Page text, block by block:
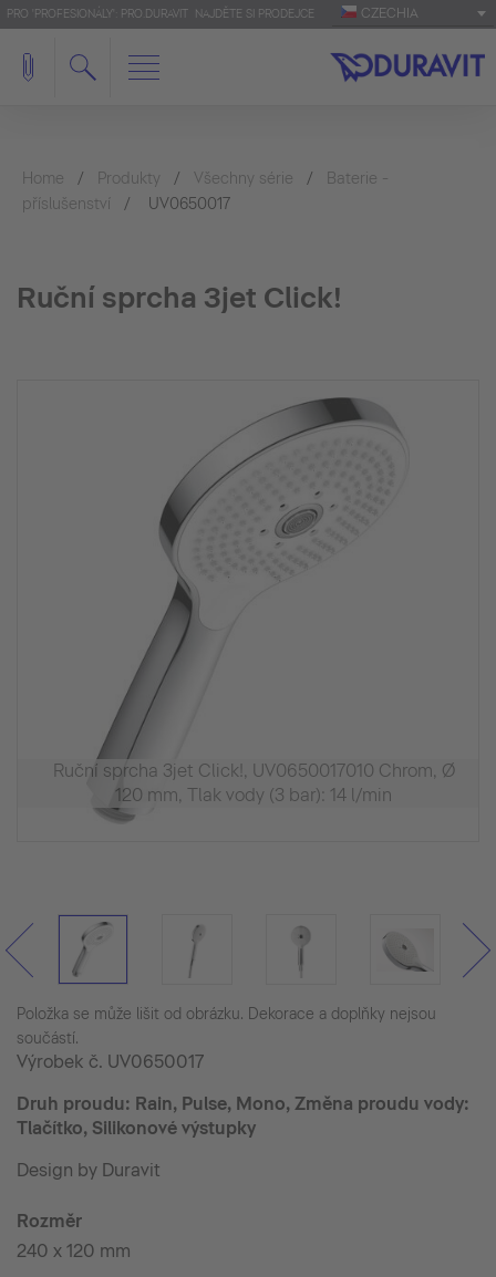
PRO 'PROFESIONÁLY': PRO.DURAVIT NAJDĚTE SI PRODEJCE CZECHIA
Home Produkty Všechny série
Baterie -
příslušenství
UV0650017
Ruční sprcha 3jet Click!
Ruční sprcha 3jet Click!, UV0650017010 Chrom, Ø
120 mm, Tlak vody (3 bar): 14 l/min
Položka se může lišit od obrázku. Dekorace a doplňky nejsou
součástí.
Výrobek č. UV0650017
Druh proudu: Rain, Pulse, Mono, Změna proudu vody:
Tlačítko, Silikonové výstupky
Design by Duravit
Rozměr
240 x 120 mm